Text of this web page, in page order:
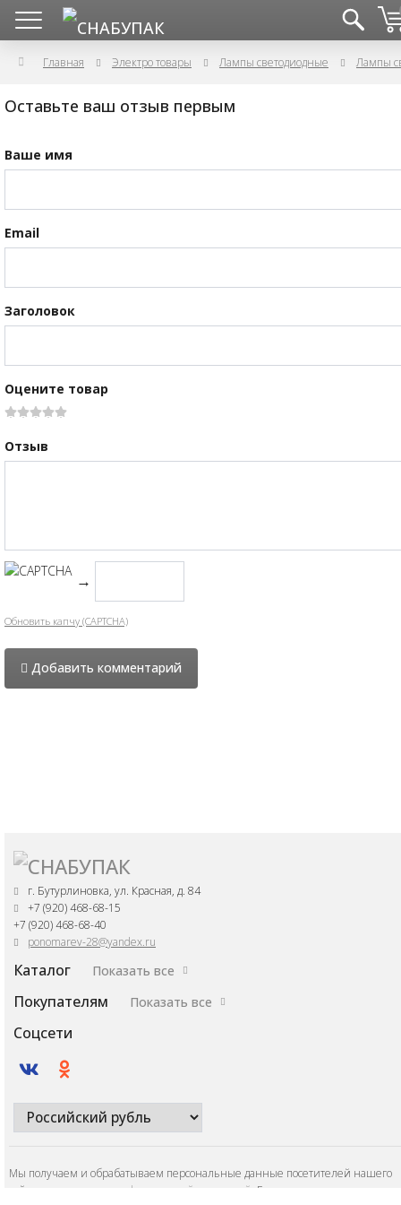
Главная Электро товары Лампы светодиодные Лампы
Оставьте ваш отзыв первым
Ваше имя
Email
Заголовок
Оцените товар
Отзыв
→
Обновить капчу (CAPTCHA)
Добавить комментарий
г. Бутурлиновка, ул. Красная, д. 84
+7 (920) 468-68-15
+7 (920) 468-68-40
ponomarev-28@yandex.ru
Каталог Показать все
Покупателям Показать все
Соцсети
Мы получаем и обрабатываем персональные данные посетителей нашего
сайта в соответствии с
официальной политикой . Если вы не даете согласия